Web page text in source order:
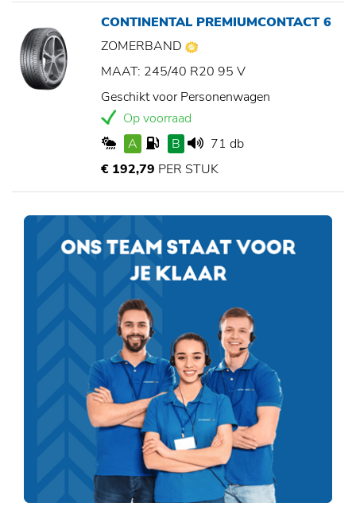
CONTINENTAL PREMIUMCONTACT 6
ZOMERBAND
MAAT: 245/40 R20 95 V
Geschikt voor Personenwagen
Op voorraad
A
B
71 db
€ 192,79 PER STUK